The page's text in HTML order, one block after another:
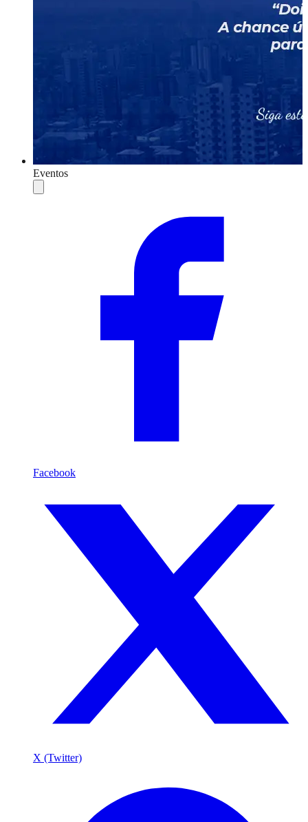
Eventos
Compartilhar
Facebook
X (Twitter)